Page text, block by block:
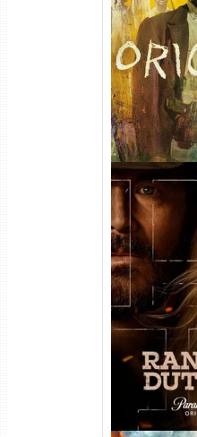
Origem 4ª
(2026)
Rancho
Temporada
WEB-DL